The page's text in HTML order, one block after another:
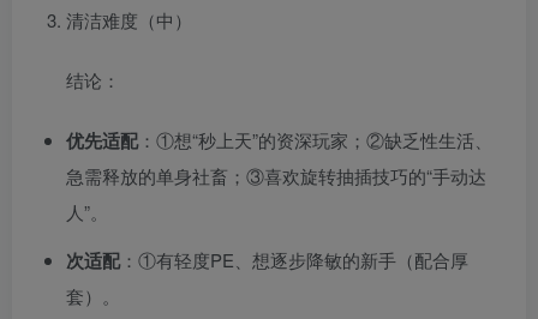
清洁难度（中）
结论：
优先适配：①想“秒上天”的资深玩家；②缺乏性生活、
急需释放的单身社畜；③喜欢旋转抽插技巧的“手动达
人”。
次适配：①有轻度PE、想逐步降敏的新手（配合厚
套）。